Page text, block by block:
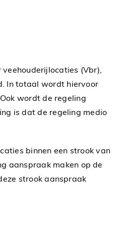
(Vbr),
In totaal wordt hiervoor
wordt de regeling
is dat de regeling medio
binnen een strook van
aanspraak maken op de
strook aanspraak